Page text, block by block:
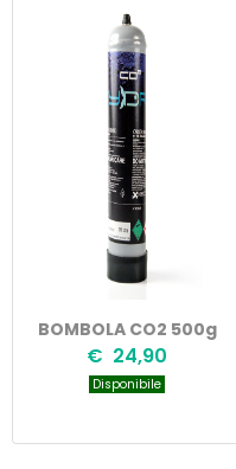
BOMBOLA CO2 500g
€ 24,90
Disponibile